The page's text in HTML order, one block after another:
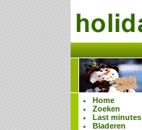
Home
Zoeken
Last minutes
Bladeren